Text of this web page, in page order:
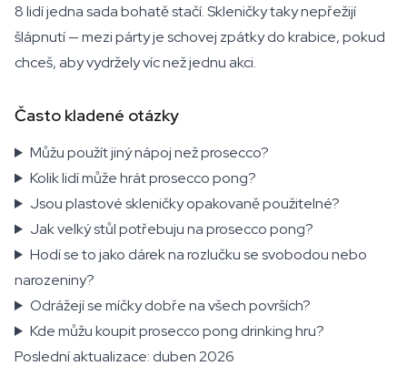
8 lidí jedna sada bohatě stačí. Skleničky taky nepřežijí
šlápnutí — mezi párty je schovej zpátky do krabice, pokud
chceš, aby vydržely víc než jednu akci.
Často kladené otázky
Můžu použít jiný nápoj než prosecco?
Kolik lidí může hrát prosecco pong?
Jsou plastové skleničky opakovaně použitelné?
Jak velký stůl potřebuju na prosecco pong?
Hodí se to jako dárek na rozlučku se svobodou nebo
narozeniny?
Odrážejí se míčky dobře na všech površích?
Kde můžu koupit prosecco pong drinking hru?
Poslední aktualizace: duben 2026